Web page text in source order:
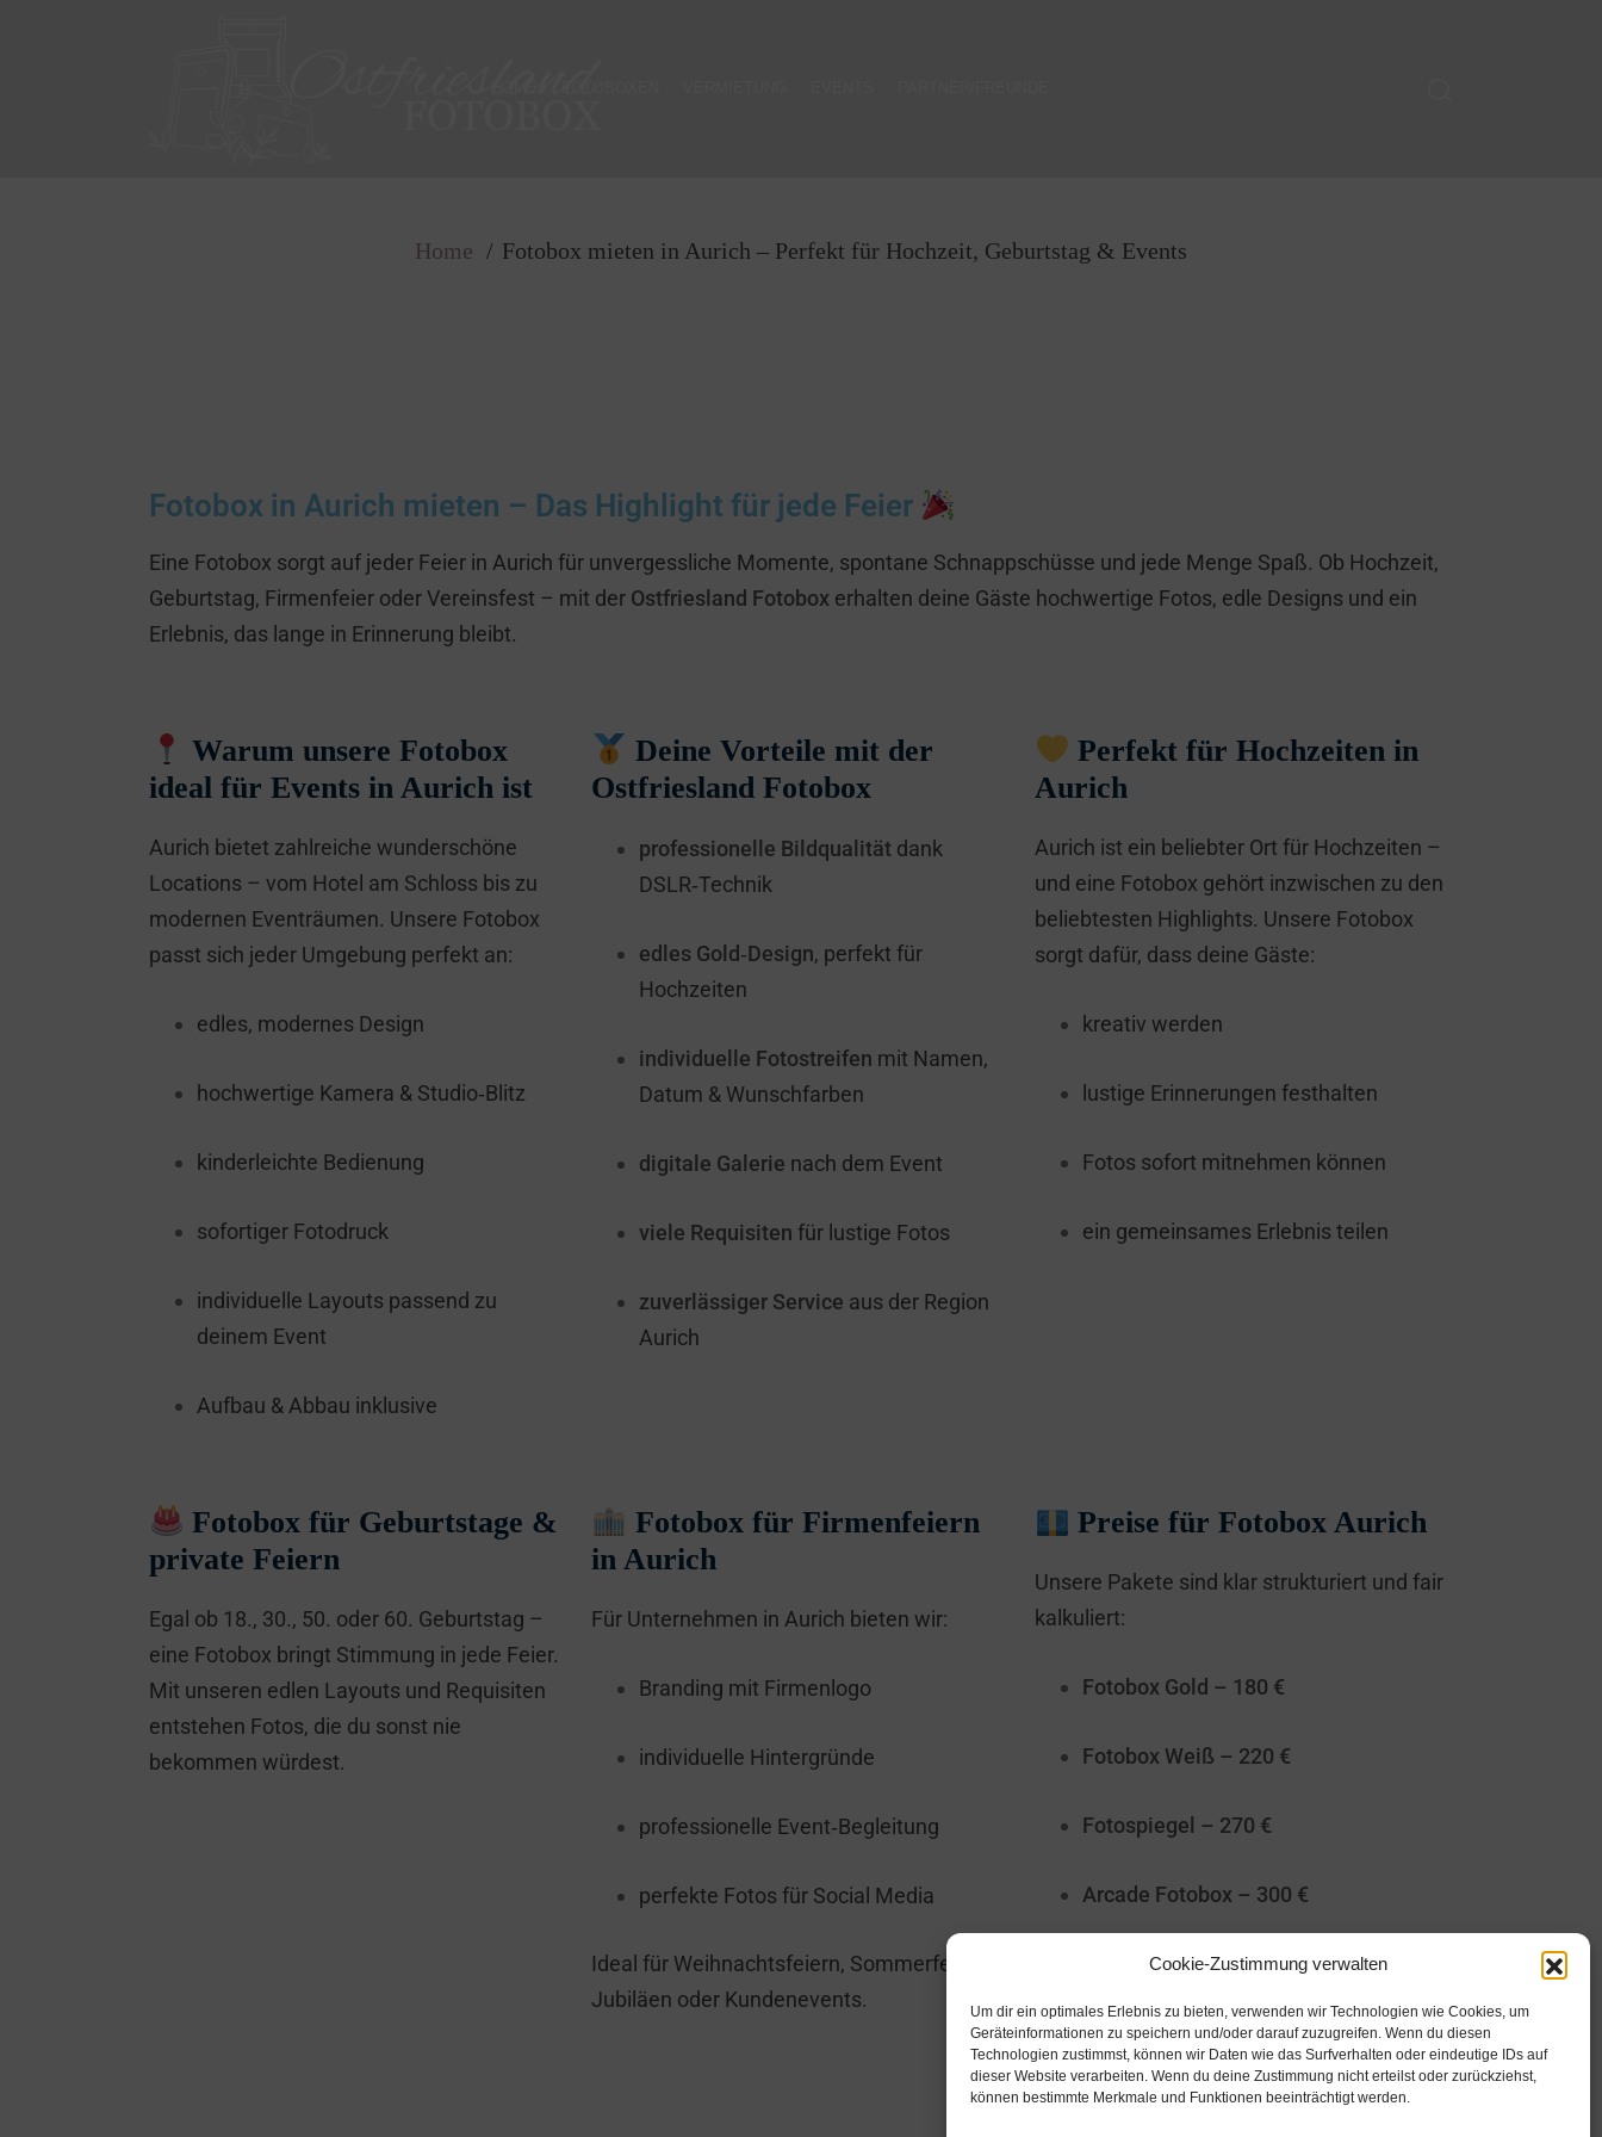
Cookie-Zustimmung verwalten
Um dir ein optimales Erlebnis zu bieten, verwenden wir Technologien wie Cookies, um
Geräteinformationen zu speichern und/oder darauf zuzugreifen. Wenn du diesen
Technologien zustimmst, können wir Daten wie das Surfverhalten oder eindeutige IDs auf
dieser Website verarbeiten. Wenn du deine Zustimmung nicht erteilst oder zurückziehst,
können bestimmte Merkmale und Funktionen beeinträchtigt werden.
Home Fotobox mieten in Aurich – Perfekt für Hochzeit, Geburtstag & Events
Fotobox in Aurich mieten – Das Highlight für jede Feier
Eine Fotobox sorgt auf jeder Feier in Aurich für unvergessliche Momente, spontane Schnappschüsse und jede Menge Spaß. Ob Hochzeit,
Geburtstag, Firmenfeier oder Vereinsfest – mit der Ostfriesland Fotoboxerhalten deine Gäste hochwertige Fotos, edle Designs und ein
Erlebnis, das lange in Erinnerung bleibt.
Warum unsere Fotobox
ideal für Events in Aurich ist
Aurich bietet zahlreiche wunderschöne
Locations – vom Hotel am Schloss bis zu
modernen Eventräumen. Unsere Fotobox
passt sich jeder Umgebung perfekt an:
edles, modernes Design
hochwertige Kamera & Studio‑Blitz
kinderleichte Bedienung
sofortiger Fotodruck
individuelle Layouts passend zu
deinem Event
Aufbau & Abbau inklusive
Deine Vorteile mit der
Ostfriesland Fotobox
professionelle Bildqualität dank
DSLR‑Technik
edles Gold‑Design, perfekt für
Hochzeiten
individuelle Fotostreifen mit Namen,
Datum & Wunschfarben
digitale Galerie nach dem Event
viele Requisiten für lustige Fotos
zuverlässiger Service aus der Region
Aurich
Perfekt für Hochzeiten in
Aurich
Aurich ist ein beliebter Ort für Hochzeiten –
und eine Fotobox gehört inzwischen zu den
beliebtesten Highlights. Unsere Fotobox
sorgt dafür, dass deine Gäste:
kreativ werden
lustige Erinnerungen festhalten
Fotos sofort mitnehmen können
ein gemeinsames Erlebnis teilen
Fotobox für Geburtstage &
private Feiern
Egal ob 18., 30., 50. oder 60. Geburtstag –
eine Fotobox bringt Stimmung in jede Feier.
Mit unseren edlen Layouts und Requisiten
entstehen Fotos, die du sonst nie
bekommen würdest.
Fotobox für Firmenfeiern
in Aurich
Für Unternehmen in Aurich bieten wir:
Branding mit Firmenlogo
individuelle Hintergründe
professionelle Event‑Begleitung
perfekte Fotos für Social Media
Ideal für Weihnachtsfeiern, Sommerfeste,
Jubiläen oder Kundenevents.
Preise für Fotobox Aurich
Unsere Pakete sind klar strukturiert und fair
kalkuliert:
Fotobox Gold – 180 €
Fotobox Weiß – 220 €
Fotospiegel – 270 €
Arcade Fotobox – 300 €
Alle Preise inkl. Lieferung nach Aurich,